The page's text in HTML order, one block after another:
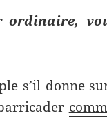
ordinaire,
s’il donne